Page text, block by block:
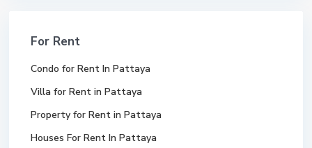
For Rent
Condo for Rent In Pattaya
Villa for Rent in Pattaya
Property for Rent in Pattaya
Houses For Rent In Pattaya